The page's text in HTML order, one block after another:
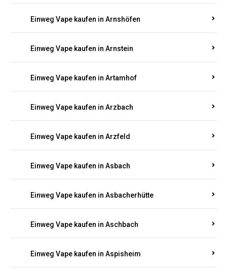
Einweg Vape kaufen in Arnshöfen
Einweg Vape kaufen in Arnstein
Einweg Vape kaufen in Artamhof
Einweg Vape kaufen in Arzbach
Einweg Vape kaufen in Arzfeld
Einweg Vape kaufen in Asbach
Einweg Vape kaufen in Asbacherhütte
Einweg Vape kaufen in Aschbach
Einweg Vape kaufen in Aspisheim